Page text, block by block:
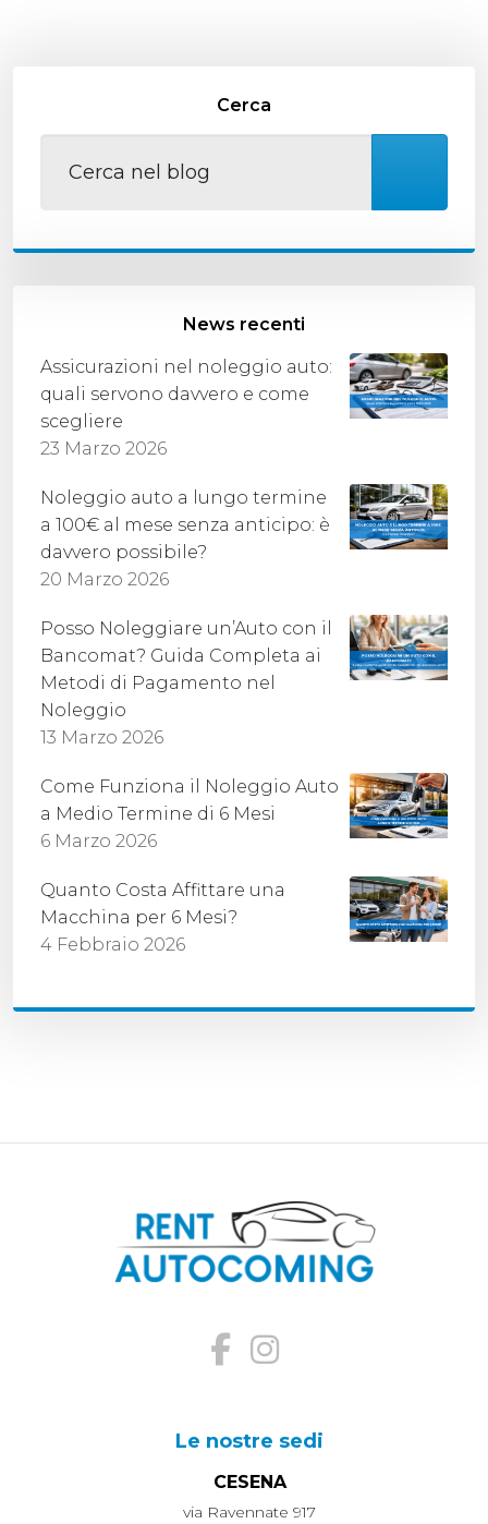
Cerca
News recenti
Assicurazioni nel noleggio auto:
quali servono davvero e come
scegliere
23 Marzo 2026
Noleggio auto a lungo termine
a 100€ al mese senza anticipo: è
davvero possibile?
20 Marzo 2026
Posso Noleggiare un’Auto con il
Bancomat? Guida Completa ai
Metodi di Pagamento nel
Noleggio
13 Marzo 2026
Come Funziona il Noleggio Auto
a Medio Termine di 6 Mesi
6 Marzo 2026
Quanto Costa Affittare una
Macchina per 6 Mesi?
4 Febbraio 2026
Le nostre sedi
CESENA
via Ravennate 917